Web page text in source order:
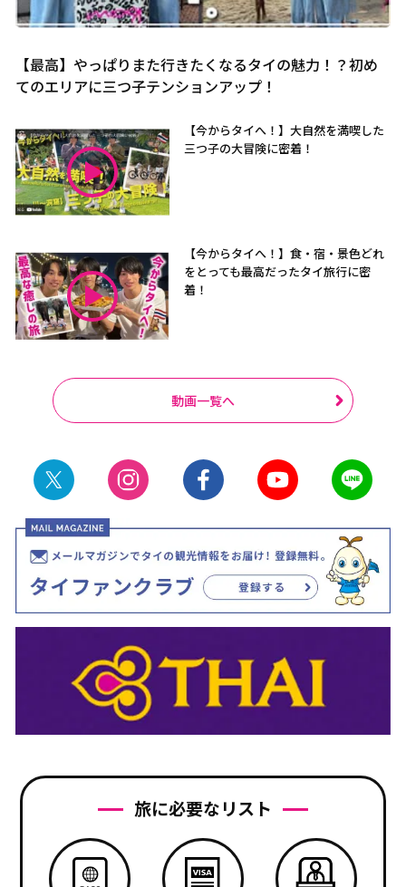
【最高】やっぱりまた行きたくなるタイの魅力！？初め
てのエリアに三つ子テンションアップ！
【今からタイへ！】大自然を満喫した
三つ子の大冒険に密着！
【今からタイへ！】食・宿・景色どれ
をとっても最高だったタイ旅行に密
着！
動画一覧へ
旅に必要なリスト